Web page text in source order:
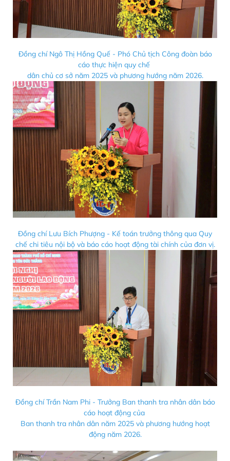
Đồng chí Ngô Thị Hồng Quế - Phó Chủ tịch Công đoàn báo
cáo thực hiện quy chế
dân chủ cơ sở năm 2025 và phương hướng năm 2026.
Đồng chí Lưu Bích Phượng - Kế toán trưởng thông qua Quy
chế chi tiêu nội bộ và báo cáo hoạt động tài chính của đơn vị.
Đồng chí Trần Nam Phi - Trưởng Ban thanh tra nhân dân báo
cáo hoạt động của
Ban thanh tra nhân dân năm 2025 và phương hướng hoạt
động năm 2026.